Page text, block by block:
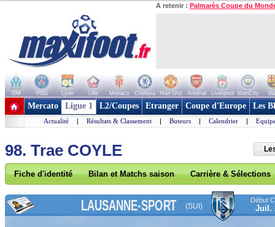
A retenir : Palmarès Coupe du
OM PSG Lyon Lille Monaco Chelsea Man Utd Arsenal Liverpool ManCity
+ de clubs
Mercato Ligue 1 L2/Coupes Etranger Coupe d'Europe Les
Actualité | Résultats & Classement | Buteurs | Calendrier |
98. Trae COYLE
Fiche d'identité Bilan et Matchs saison Carrière & Sélections
LAUSANNE-SPORT (SUI)
Début
Juil.